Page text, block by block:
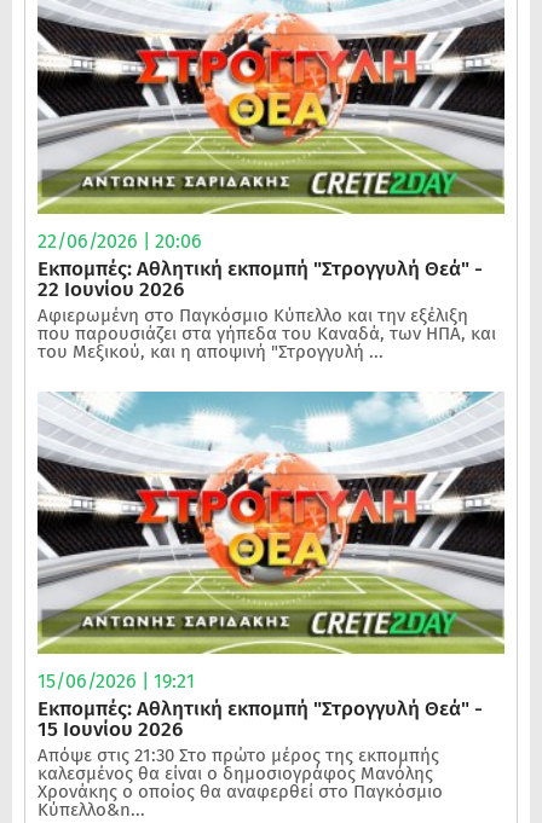
22/06/2026 | 20:06
Εκπομπές: Αθλητική εκπομπή "Στρογγυλή Θεά" -
22 Ιουνίου 2026
Αφιερωμένη στο Παγκόσμιο Κύπελλο και την εξέλιξη
που παρουσιάζει στα γήπεδα του Καναδά, των ΗΠΑ, και
του Μεξικού, και η αποψινή "Στρογγυλή ...
15/06/2026 | 19:21
Εκπομπές: Αθλητική εκπομπή "Στρογγυλή Θεά" -
15 Ιουνίου 2026
Απόψε στις 21:30 Στο πρώτο μέρος της εκπομπής
καλεσμένος θα είναι ο δημοσιογράφος Μανόλης
Χρονάκης ο οποίος θα αναφερθεί στο Παγκόσμιο
Κύπελλο&n...